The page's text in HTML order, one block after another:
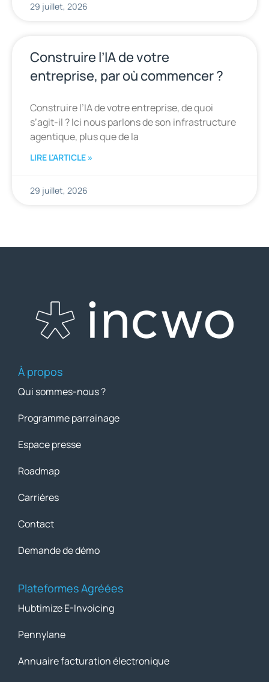
29 juillet, 2026
Construire l’IA de votre
entreprise, par où commencer ?
Construire l’IA de votre entreprise, de quoi
s’agit-il ? Ici nous parlons de son infrastructure
agentique, plus que de la
LIRE L'ARTICLE »
29 juillet, 2026
À propos
Qui sommes-nous ?
Programme parrainage
Espace presse
Roadmap
Carrières
Contact
Demande de démo
Plateformes Agréées
Hubtimize E-Invoicing
Pennylane
Annuaire facturation électronique